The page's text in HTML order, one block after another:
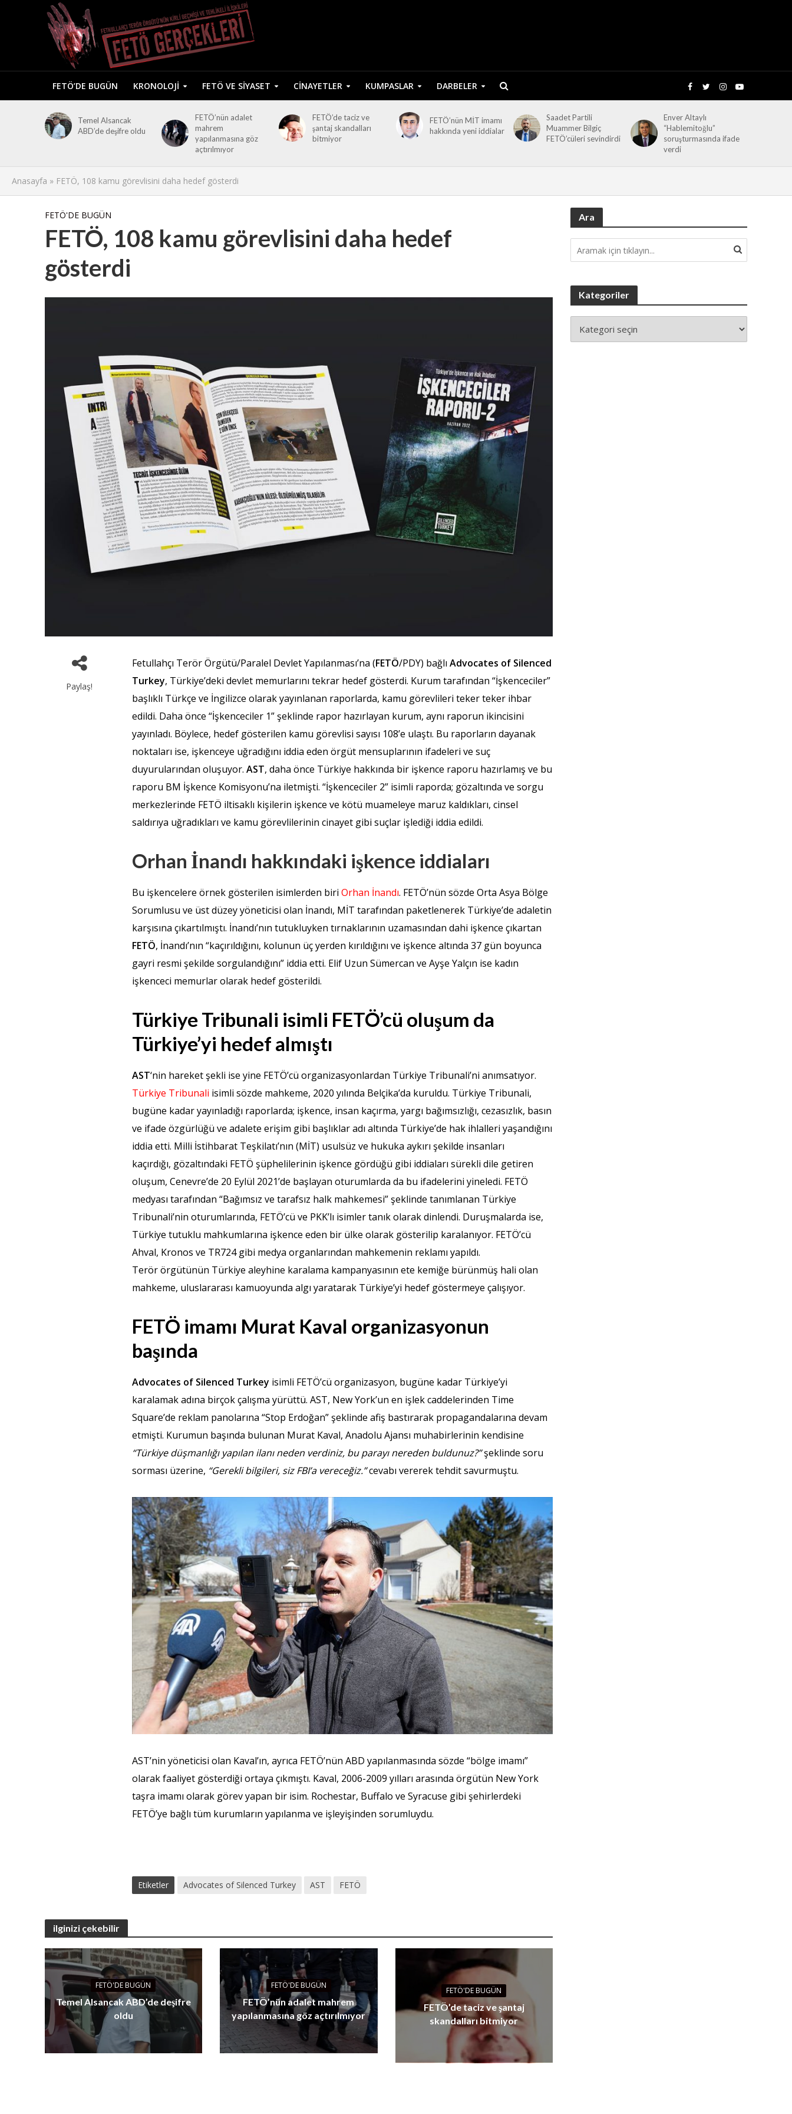
FETÖ’DE BUGÜN KRONOLOJI FETÖ VE SIYASET CINAYETLER KUMPASLAR DARBELER
Temel Alsancak
ABD’de deşifre oldu
FETÖ’nün adalet
mahrem
yapılanmasına göz
açtırılmıyor
FETÖ’de taciz ve
şantaj skandalları
bitmiyor
FETÖ’nün MİT imamı
hakkında yeni iddialar
Saadet Partili
Muammer Bilgiç
FETÖ’cüleri sevindirdi
Enver Altaylı
“Hablemitoğlu”
soruşturmasında ifade
verdi
Anasayfa » FETÖ, 108 kamu görevlisini daha hedef gösterdi
FETÖ'DE BUGÜN
FETÖ, 108 kamu görevlisini daha hedef
gösterdi
Paylaş!
Fetullahçı Terör Örgütü/Paralel Devlet Yapılanması’na (FETÖ/PDY) bağlıAdvocates of Silenced
Turkey, Türkiye’deki devlet memurlarını tekrar hedef gösterdi. Kurum tarafından “İşkenceciler”
başlıklı Türkçe ve İngilizce olarak yayınlanan raporlarda, kamu görevlileri teker teker ihbar
edildi. Daha önce “İşkenceciler 1” şeklinde rapor hazırlayan kurum, aynı raporun ikincisini
yayınladı. Böylece, hedef gösterilen kamu görevlisi sayısı 108’e ulaştı. Bu raporların dayanak
noktaları ise, işkenceye uğradığını iddia eden örgüt mensuplarının ifadeleri ve suç
duyurularından oluşuyor.AST, daha önce Türkiye hakkında bir işkence raporu hazırlamış ve bu
raporu BM İşkence Komisyonu’na iletmişti. “İşkenceciler 2” isimli raporda; gözaltında ve sorgu
merkezlerinde FETÖ iltisaklı kişilerin işkence ve kötü muameleye maruz kaldıkları, cinsel
saldırıya uğradıkları ve kamu görevlilerinin cinayet gibi suçlar işlediği iddia edildi.
Orhan İnandı hakkındaki işkence iddiaları
Bu işkencelere örnek gösterilen isimlerden biriOrhan İnandı. FETÖ’nün sözde Orta Asya Bölge
Sorumlusu ve üst düzey yöneticisi olan İnandı, MİT tarafından paketlenerek Türkiye’de adaletin
karşısına çıkartılmıştı. İnandı’nın tutukluyken tırnaklarının uzamasından dahi işkence çıkartan
FETÖ, İnandı’nın “kaçırıldığını, kolunun üç yerden kırıldığını ve işkence altında 37 gün boyunca
gayri resmi şekilde sorgulandığını” iddia etti. Elif Uzun Sümercan ve Ayşe Yalçın ise kadın
işkenceci memurlar olarak hedef gösterildi.
Türkiye Tribunali isimli FETÖ’cü oluşum da
Türkiye’yi hedef almıştı
AST‘nin hareket şekli ise yine FETÖ’cü organizasyonlardan Türkiye Tribunali’ni anımsatıyor.
Türkiye Tribunali isimli sözde mahkeme, 2020 yılında Belçika’da kuruldu. Türkiye Tribunali,
bugüne kadar yayınladığı raporlarda; işkence, insan kaçırma, yargı bağımsızlığı, cezasızlık, basın
ve ifade özgürlüğü ve adalete erişim gibi başlıklar adı altında Türkiye’de hak ihlalleri yaşandığını
iddia etti. Milli İstihbarat Teşkilatı’nın (MİT) usulsüz ve hukuka aykırı şekilde insanları
kaçırdığı, gözaltındaki FETÖ şüphelilerinin işkence gördüğü gibi iddiaları sürekli dile getiren
oluşum, Cenevre’de 20 Eylül 2021’de başlayan oturumlarda da bu ifadelerini yineledi. FETÖ
medyası tarafından “Bağımsız ve tarafsız halk mahkemesi” şeklinde tanımlanan Türkiye
Tribunali’nin oturumlarında, FETÖ’cü ve PKK’lı isimler tanık olarak dinlendi. Duruşmalarda ise,
Türkiye tutuklu mahkumlarına işkence eden bir ülke olarak gösterilip karalanıyor. FETÖ’cü
Ahval, Kronos ve TR724 gibi medya organlarından mahkemenin reklamı yapıldı.
Terör örgütünün Türkiye aleyhine karalama kampanyasının ete kemiğe bürünmüş hali olan
mahkeme, uluslararası kamuoyunda algı yaratarak Türkiye’yi hedef göstermeye çalışıyor.
FETÖ imamı Murat Kaval organizasyonun
başında
Advocates of Silenced Turkey isimli FETÖ’cü organizasyon, bugüne kadar Türkiye’yi
karalamak adına birçok çalışma yürüttü. AST, New York’un en işlek caddelerinden Time
Square’de reklam panolarına “Stop Erdoğan” şeklinde afiş bastırarak propagandalarına devam
etmişti. Kurumun başında bulunan Murat Kaval, Anadolu Ajansı muhabirlerinin kendisine
“Türkiye düşmanlığı yapılan ilanı neden verdiniz, bu parayı nereden buldunuz?”şeklinde soru
sorması üzerine, “Gerekli bilgileri, siz FBI’a vereceğiz.”cevabı vererek tehdit savurmuştu.
AST’nin yöneticisi olan Kaval’ın, ayrıca FETÖ’nün ABD yapılanmasında sözde “bölge imamı”
olarak faaliyet gösterdiği ortaya çıkmıştı. Kaval, 2006-2009 yılları arasında örgütün New York
taşra imamı olarak görev yapan bir isim. Rochestar, Buffalo ve Syracuse gibi şehirlerdeki
FETÖ’ye bağlı tüm kurumların yapılanma ve işleyişinden sorumluydu.
Etiketler Advocates of Silenced Turkey AST FETÖ
ilginizi çekebilir
FETÖ'DE BUGÜN
Temel Alsancak ABD’de deşifre
oldu
FETÖ'DE BUGÜN
FETÖ’nün adalet mahrem
yapılanmasına göz açtırılmıyor
FETÖ'DE BUGÜN
FETÖ’de taciz ve şantaj
skandalları bitmiyor
Ara
Kategoriler